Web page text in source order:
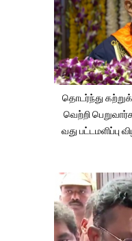
தொடர்ந்து
வெற்றி
வது பட்டமளிப்பு